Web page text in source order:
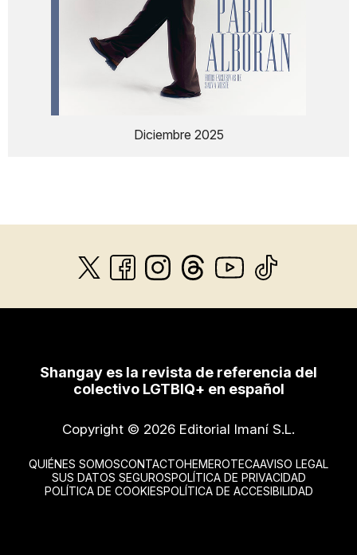
Diciembre 2025
Shangay es la revista de referencia del
colectivo LGTBIQ+ en español
Copyright © 2026 Editorial Imaní S.L.
QUIÉNES SOMOSCONTACTOHEMEROTECAAVISO LEGAL
SUS DATOS SEGUROSPOLÍTICA DE PRIVACIDAD
POLÍTICA DE COOKIESPOLÍTICA DE ACCESIBILIDAD